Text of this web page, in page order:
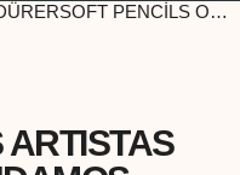
PENCİLS ON A